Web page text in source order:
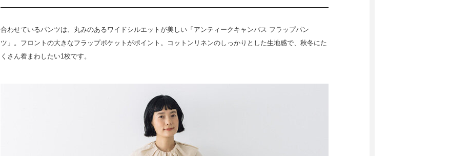
合わせているパンツは、丸みのあるワイドシルエットが美しい「アンティークキャンバス フラップパン
ツ」。フロントの大きなフラップポケットがポイント。コットンリネンのしっかりとした生地感で、秋冬にた
くさん着まわしたい1枚です。